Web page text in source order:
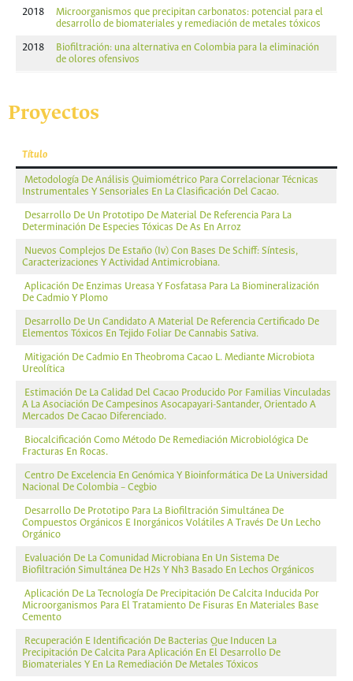
2018
Microorganismos que precipitan carbonatos: potencial para el
desarrollo de biomateriales y remediación de metales tóxicos
2018
Biofiltración: una alternativa en Colombia para la eliminación
de olores ofensivos
Proyectos
Título
Metodología De Análisis Quimiométrico Para Correlacionar Técnicas
Instrumentales Y Sensoriales En La Clasificación Del Cacao.
Desarrollo De Un Prototipo De Material De Referencia Para La
Determinación De Especies Tóxicas De As En Arroz
Nuevos Complejos De Estaño (Iv) Con Bases De Schiff: Síntesis,
Caracterizaciones Y Actividad Antimicrobiana.
Aplicación De Enzimas Ureasa Y Fosfatasa Para La Biomineralización
De Cadmio Y Plomo
Desarrollo De Un Candidato A Material De Referencia Certificado De
Elementos Tóxicos En Tejido Foliar De Cannabis Sativa.
Mitigación De Cadmio En Theobroma Cacao L. Mediante Microbiota
Ureolítica
Estimación De La Calidad Del Cacao Producido Por Familias Vinculadas
A La Asociación De Campesinos Asocapayari-Santander, Orientado A
Mercados De Cacao Diferenciado.
Biocalcificación Como Método De Remediación Microbiológica De
Fracturas En Rocas.
Centro De Excelencia En Genómica Y Bioinformática De La Universidad
Nacional De Colombia – Cegbio
Desarrollo De Prototipo Para La Biofiltración Simultánea De
Compuestos Orgánicos E Inorgánicos Volátiles A Través De Un Lecho
Orgánico
Evaluación De La Comunidad Microbiana En Un Sistema De
Biofiltración Simultánea De H2s Y Nh3 Basado En Lechos Orgánicos
Aplicación De La Tecnología De Precipitación De Calcita Inducida Por
Microorganismos Para El Tratamiento De Fisuras En Materiales Base
Cemento
Recuperación E Identificación De Bacterias Que Inducen La
Precipitación De Calcita Para Aplicación En El Desarrollo De
Biomateriales Y En La Remediación De Metales Tóxicos